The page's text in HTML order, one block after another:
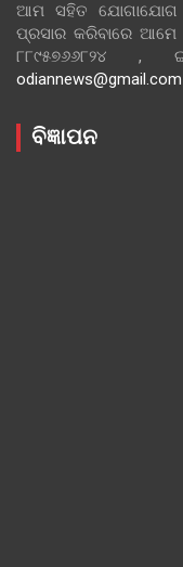
ଆମ ସହିତ ଯୋଗାଯୋଗ
ପ୍ରସାର କରିବାରେ
୮୮୯୫୭୬୬୮୨୪
odiannews@gmail.com
ବିଜ୍ଞାପନ